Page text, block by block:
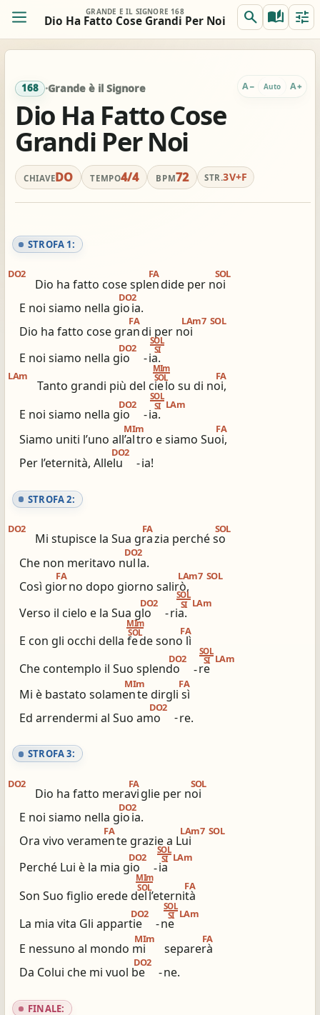
GRANDE È IL SIGNORE 168
Dio Ha Fatto Cose Grandi Per Noi search auto_stories tune
DO DO
DO remove Off
Accordi completi
tocca per semplificare
Per chitarra: gia comodo
nessun capo consigliato
view_column_2
Scroll
graphic_eq
library_books
Simili altri innari
ios_share
Condividi
168 ·Grande è il Signore A− Auto A+
Dio Ha Fatto Cose
Grandi Per Noi
CHIAVEDO TEMPO4/4 BPM72 STR.3V+F
STROFA 1:
DO2
Dio ha fatto cose splen
FA
dide per noi
SOL
E noi siamo nella gio
DO2
ia.
Dio ha fatto cose gran
FA
di per noi
LAm7 SOL
E noi siamo nella gio
DO2
-ia.
SOL
SI
LAm
Tanto grandi più del cie
MIm
SOL
lo su di noi,
FA
E noi siamo nella gio
DO2
-ia.
SOL
SI LAm
Siamo uniti l’uno all’al
MIm
tro e siamo Suoi,
FA
Per l’eternità, Allelu
DO2
-ia!
STROFA 2:
DO2
Mi stupisce la Sua gra
FA
zia perché so
SOL
Che non meritavo nul
DO2
la.
Così gior
FA
no dopo giorno salirò,
LAm7 SOL
Verso il cielo e la Sua glo
DO2
-ria.
SOL
SI LAm
E con gli occhi della fe
MIm
SOL
de sono lì
FA
Che contemplo il Suo splendo
DO2
-re
SOL
SI LAm
Mi è bastato solamen
MIm
te dirgli sì
FA
Ed arrendermi al Suo amo
DO2
-re.
STROFA 3:
DO2
Dio ha fatto meravi
FA
glie per noi
SOL
E noi siamo nella gio
DO2
ia.
Ora vivo veramen
FA
te grazie a Lui
LAm7 SOL
Perché Lui è la mia gio
DO2
-ia
SOL
SI LAm
Son Suo figlio erede del
MIm
SOL
l’eternità
FA
La mia vita Gli appartie
DO2
-ne
SOL
SI LAm
E nessuno al mondo mi
MIm
separerà
FA
Da Colui che mi vuol be
DO2
-ne.
FINALE: